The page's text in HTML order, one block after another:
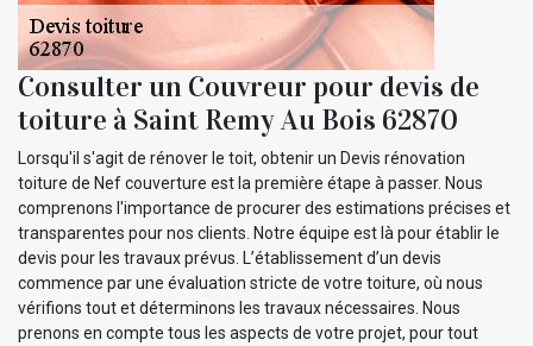
Consulter un Couvreur pour devis de
toiture à Saint Remy Au Bois 62870
Lorsqu'il s'agit de rénover le toit, obtenir un Devis rénovation
toiture de Nef couverture est la première étape à passer. Nous
comprenons l'importance de procurer des estimations précises et
transparentes pour nos clients. Notre équipe est là pour établir le
devis pour les travaux prévus. L’établissement d’un devis
commence par une évaluation stricte de votre toiture, où nous
vérifions tout et déterminons les travaux nécessaires. Nous
prenons en compte tous les aspects de votre projet, pour tout